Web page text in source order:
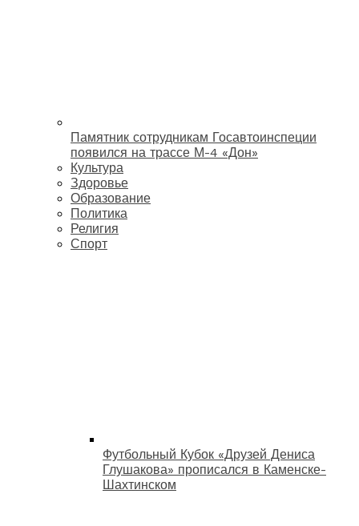
Памятник сотрудникам Госавтоинспеции
появился на трассе М-4 «Дон»
Культура
Здоровье
Образование
Политика
Религия
Спорт
Футбольный Кубок «Друзей Дениса
Глушакова» прописался в Каменске-
Шахтинском